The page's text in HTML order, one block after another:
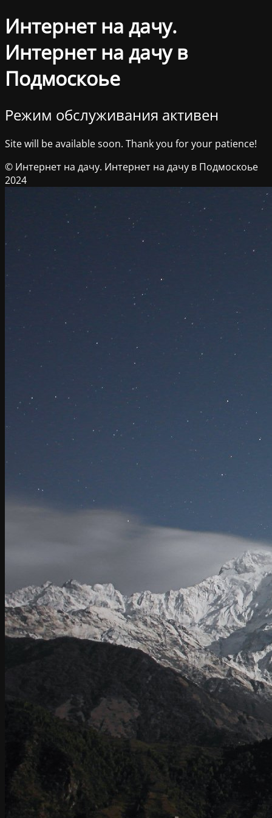
Интернет на дачу.
Интернет на дачу в
Подмоскоье
Режим обслуживания активен
Site will be available soon. Thank you for your patience!
© Интернет на дачу. Интернет на дачу в Подмоскоье
2024